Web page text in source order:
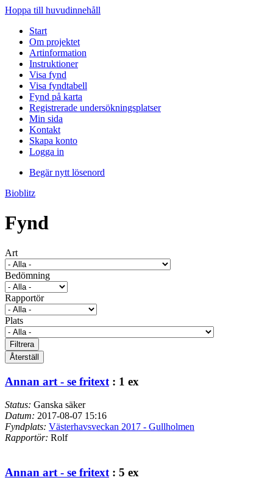
Hoppa till huvudinnehåll
Start
Om projektet
Artinformation
Instruktioner
Visa fynd
Visa fyndtabell
Fynd på karta
Registrerade undersökningsplatser
Min sida
Kontakt
Skapa konto
Logga in
Begär nytt lösenord
Bioblitz
Fynd
Art
Bedömning
Rapportör
Plats
Filtrera
Återställ
Annan art - se fritext : 1 ex
Status: Ganska säker
Datum: 2017-08-07 15:16
Fyndplats: Västerhavsveckan 2017 - Gullholmen
Rapportör: Rolf
Annan art - se fritext : 5 ex